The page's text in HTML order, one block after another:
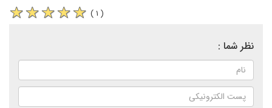
( ۱ )
نظر شما :